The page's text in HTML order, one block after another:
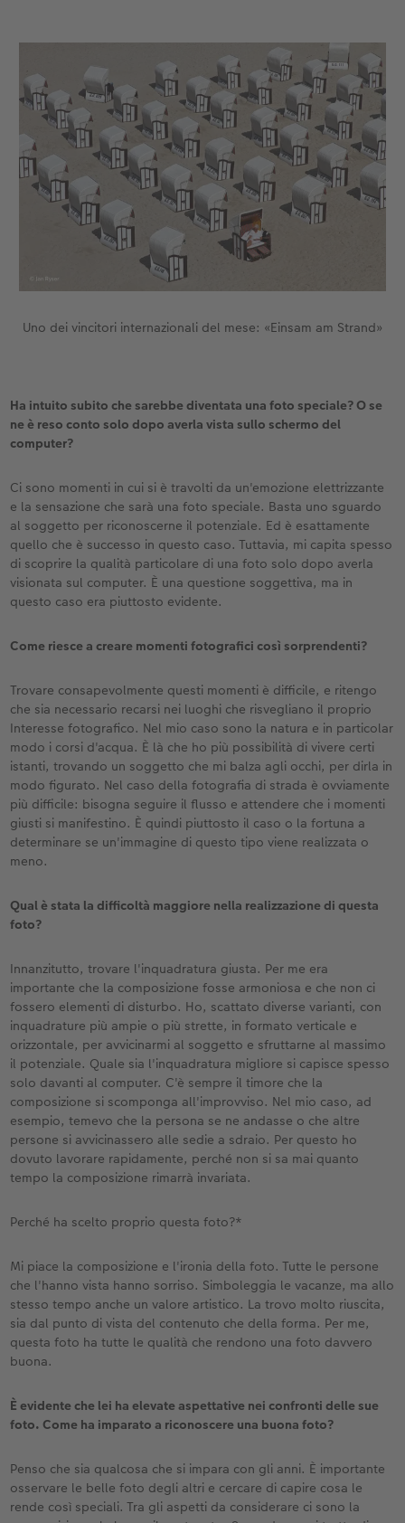
Uno dei vincitori internazionali del mese: «Einsam am Strand»
Ha intuito subito che sarebbe diventata una foto speciale? O se
ne è reso conto solo dopo averla vista sullo schermo del
computer?
Ci sono momenti in cui si è travolti da un'emozione elettrizzante
e la sensazione che sarà una foto speciale. Basta uno sguardo
al soggetto per riconoscerne il potenziale. Ed è esattamente
quello che è successo in questo caso. Tuttavia, mi capita spesso
di scoprire la qualità particolare di una foto solo dopo averla
visionata sul computer. È una questione soggettiva, ma in
questo caso era piuttosto evidente.
Come riesce a creare momenti fotografici così sorprendenti?
Trovare consapevolmente questi momenti è difficile, e ritengo
che sia necessario recarsi nei luoghi che risvegliano il proprio
Interesse fotografico. Nel mio caso sono la natura e in particolar
modo i corsi d'acqua. È là che ho più possibilità di vivere certi
istanti, trovando un soggetto che mi balza agli occhi, per dirla in
modo figurato. Nel caso della fotografia di strada è ovviamente
più difficile: bisogna seguire il flusso e attendere che i momenti
giusti si manifestino. È quindi piuttosto il caso o la fortuna a
determinare se un'immagine di questo tipo viene realizzata o
meno.
Qual è stata la difficoltà maggiore nella realizzazione di questa
foto?
Innanzitutto, trovare l'inquadratura giusta. Per me era
importante che la composizione fosse armoniosa e che non ci
fossero elementi di disturbo. Ho, scattato diverse varianti, con
inquadrature più ampie o più strette, in formato verticale e
orizzontale, per avvicinarmi al soggetto e sfruttarne al massimo
il potenziale. Quale sia l'inquadratura migliore si capisce spesso
solo davanti al computer. C'è sempre il timore che la
composizione si scomponga all'improvviso. Nel mio caso, ad
esempio, temevo che la persona se ne andasse o che altre
persone si avvicinassero alle sedie a sdraio. Per questo ho
dovuto lavorare rapidamente, perché non si sa mai quanto
tempo la composizione rimarrà invariata.
Perché ha scelto proprio questa foto?*
Mi piace la composizione e l'ironia della foto. Tutte le persone
che l'hanno vista hanno sorriso. Simboleggia le vacanze, ma allo
stesso tempo anche un valore artistico. La trovo molto riuscita,
sia dal punto di vista del contenuto che della forma. Per me,
questa foto ha tutte le qualità che rendono una foto davvero
buona.
È evidente che lei ha elevate aspettative nei confronti delle sue
foto. Come ha imparato a riconoscere una buona foto?
Penso che sia qualcosa che si impara con gli anni. È importante
osservare le belle foto degli altri e cercare di capire cosa le
rende così speciali. Tra gli aspetti da considerare ci sono la